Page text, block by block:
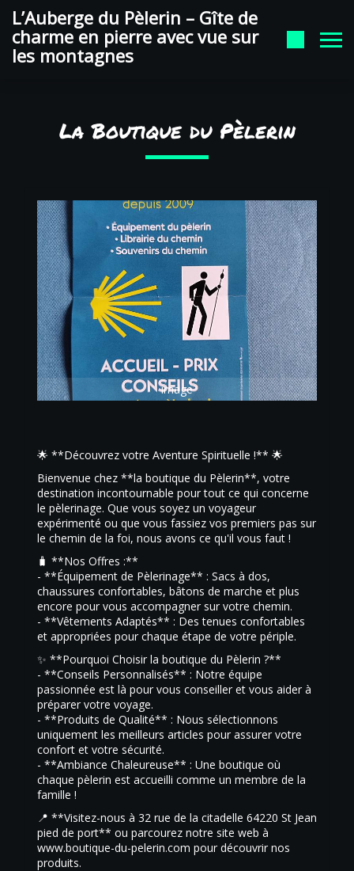
auberge du pelerin Google
L’Auberge du Pèlerin – Gîte de
charme en pierre avec vue sur
les montagnes
La Boutique du Pèlerin
image
🌟 **Découvrez votre Aventure Spirituelle !** 🌟
Bienvenue chez **la boutique du Pèlerin**, votre
destination incontournable pour tout ce qui concerne
le pèlerinage. Que vous soyez un voyageur
expérimenté ou que vous fassiez vos premiers pas sur
le chemin de la foi, nous avons ce qu'il vous faut !
🧳 **Nos Offres :**
- **Équipement de Pèlerinage** : Sacs à dos,
chaussures confortables, bâtons de marche et plus
encore pour vous accompagner sur votre chemin.
- **Vêtements Adaptés** : Des tenues confortables
et appropriées pour chaque étape de votre périple.
✨ **Pourquoi Choisir la boutique du Pèlerin ?**
- **Conseils Personnalisés** : Notre équipe
passionnée est là pour vous conseiller et vous aider à
préparer votre voyage.
- **Produits de Qualité** : Nous sélectionnons
uniquement les meilleurs articles pour assurer votre
confort et votre sécurité.
- **Ambiance Chaleureuse** : Une boutique où
chaque pèlerin est accueilli comme un membre de la
famille !
📍 **Visitez-nous à 32 rue de la citadelle 64220 St Jean
pied de port** ou parcourez notre site web à
www.boutique-du-pelerin.com pour découvrir nos
produits.